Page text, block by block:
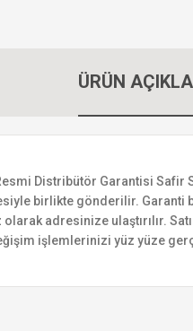
ÜRÜN
Distribütör Garantisi
birlikte gönderilir. Garanti
adresinize ulaştırılır.
işlemlerinizi yüz yüze